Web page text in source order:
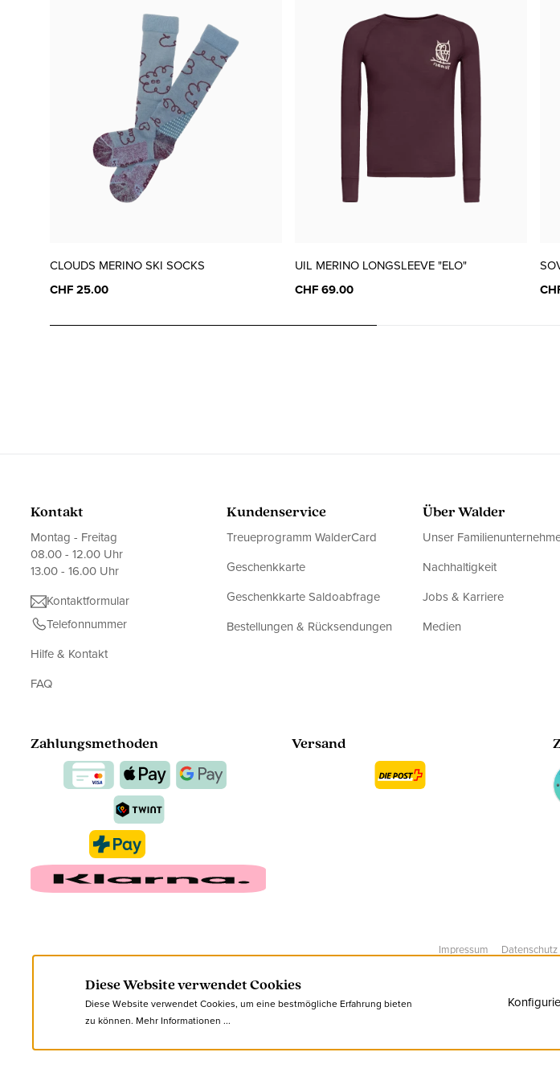
CLOUDS MERINO SKI SOCKS
CHF 25.00
UIL MERINO LONGSLEEVE "ELO"
CHF 69.00
Kontakt
Montag - Freitag
08.00 - 12.00 Uhr
13.00 - 16.00 Uhr
Kontaktformular
Telefonnummer
Hilfe & Kontakt
FAQ
Kundenservice
Treueprogramm WalderCard
Geschenkkarte
Geschenkkarte Saldoabfrage
Bestellungen & Rücksendungen
Über Walder
Unser
Nachhaltigkeit
Jobs & Karriere
Medien
Zahlungsmethoden Versand
Impressum Datenschutz
Diese Website verwendet Cookies
Diese Website verwendet Cookies, um eine bestmögliche Erfahrung bieten
zu können. Mehr Informationen ...